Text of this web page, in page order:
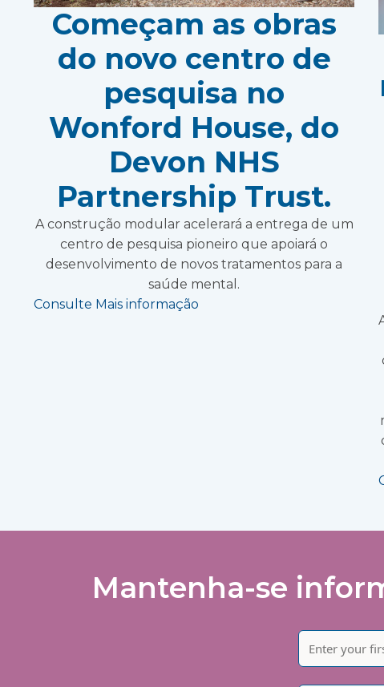
Começam as obras
do novo centro de
pesquisa no
Wonford House, do
Devon NHS
Partnership Trust.
A construção modular acelerará a entrega de um
centro de pesquisa pioneiro que apoiará o
desenvolvimento de novos tratamentos para a
saúde mental.
Consulte Mais informação
Mantenha-se